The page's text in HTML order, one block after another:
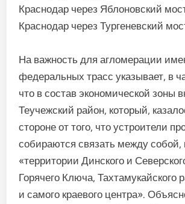
Краснодар через Яблоновский
Краснодар через Тургеневский
На важность для агломерации
федеральных трасс указывает, в
что в состав экономической зоны
Теучежский район, который,
стороне от того, что устроители
собираются связать между
«территории Динского и
Горячего Ключа, Тахтамукайского
и самого краевого центра».